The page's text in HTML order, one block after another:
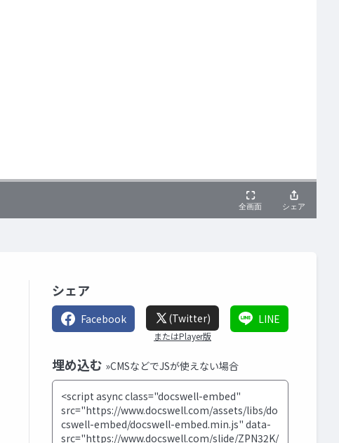
シェア
Facebook (Twitter)
またはPlayer版
LINE
埋め込む »CMSなどでJSが使えない場合